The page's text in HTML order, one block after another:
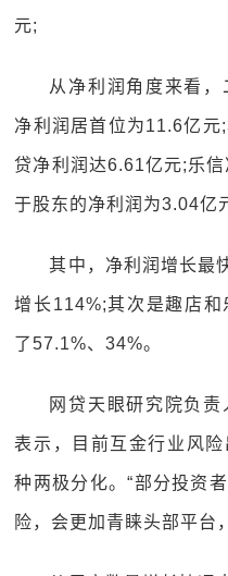
元;
从净利润角度来看
净利润居首位为11.6亿
贷净利润达6.61亿元;乐
于股东的净利润为3.04亿
其中，净利润增长最
增长114%;其次是趣店和
了57.1%、34%。
网贷天眼研究院负
表示，目前互金行业风
种两极分化。“部分投资
险，会更加青睐头部平台